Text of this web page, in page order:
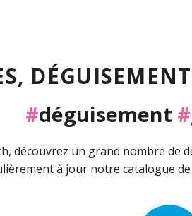
#déguisement #
découvrez un grand nombre de
à jour notre catalogue